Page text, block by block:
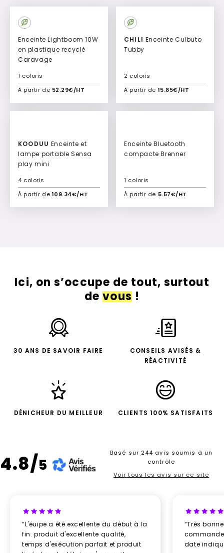
Enceinte Lightboom 10W
en plastique recyclé
Caravage
À partir de 52.29€/HT
1 coloris
Ajouter à mon devis
CHILI
Tubby
À partir de 15.85€/HT
2 coloris
Ajouter à mon devis
KOODUU
lampe portable Sensa
play mini
À partir de 109.34€/HT
4 coloris
Ajouter à mon devis
Enceinte Bluetooth
compacte Brenner
À partir de 5.57€/HT
1 coloris
Ajouter à mon devis
Ici, on s’occupe de tout, surtout
devous!
30 ANS DE SAVOIR FAIRE
CONSEILS AVISÉS &
RÉACTIVITÉ
DÉNICHEUR DU MEILLEUR CLIENTS 100% SATISFAITS
4.8/5
Basé sur 244 avis soumis à un
contrôle
Voir tous les avis sur ce site
“L'éuipe a été excellente du début à la
fin. produit d'excellente qualité,
temps d'exécution parfait et produit
“Très
date